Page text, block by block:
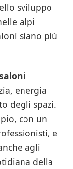
sviluppo
alpi
siano più
energia
degli spazi.
con un
e
agli
della